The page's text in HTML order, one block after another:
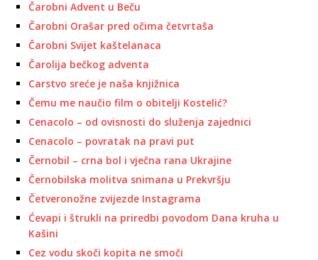
Čarobni Advent u Beču
Čarobni Orašar pred očima četvrtaša
Čarobni Svijet kaštelanaca
Čarolija bečkog adventa
Carstvo sreće je naša knjižnica
Čemu me naučio film o obitelji Kostelić?
Cenacolo – od ovisnosti do služenja zajednici
Cenacolo – povratak na pravi put
Černobil – crna bol i vječna rana Ukrajine
Černobilska molitva snimana u Prekvršju
Četveronožne zvijezde Instagrama
Ćevapi i štrukli na priredbi povodom Dana kruha u
Kašini
Cez vodu skoči kopita ne smoči